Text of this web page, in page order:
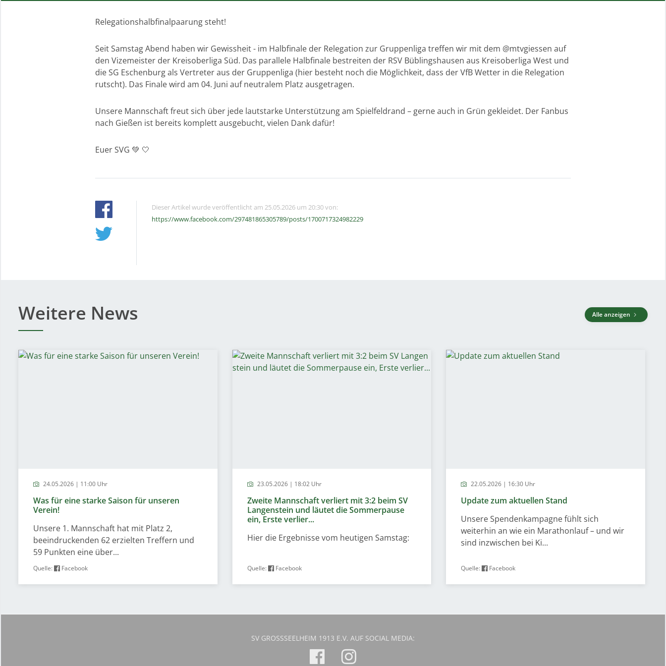
Relegationshalbfinalpaarung steht!
Seit Samstag Abend haben wir Gewissheit - im Halbfinale der Relegation zur Gruppenliga treffen wir mit dem @mtvgiessen auf
den Vizemeister der Kreisoberliga Süd. Das parallele Halbfinale bestreiten der RSV Büblingshausen aus Kreisoberliga West und
die SG Eschenburg als Vertreter aus der Gruppenliga (hier besteht noch die Möglichkeit, dass der VfB Wetter in die Relegation
rutscht). Das Finale wird am 04. Juni auf neutralem Platz ausgetragen.
Unsere Mannschaft freut sich über jede lautstarke Unterstützung am Spielfeldrand – gerne auch in Grün gekleidet. Der Fanbus
nach Gießen ist bereits komplett ausgebucht, vielen Dank dafür!
Euer SVG 💚 🤍
Dieser Artikel wurde veröffentlicht am 25.05.2026 um 20:30 von:
https://www.facebook.com/297481865305789/posts/1700717324982229
Weitere News Alle anzeigen
24.05.2026 | 11:00 Uhr
Was für eine starke Saison für unseren
Verein!
Unsere 1. Mannschaft hat mit Platz 2,
beeindruckenden 62 erzielten Treffern und
59 Punkten eine über...
Quelle: Facebook
23.05.2026 | 18:02 Uhr
Zweite Mannschaft verliert mit 3:2 beim SV
Langenstein und läutet die Sommerpause
ein, Erste verlier...
Hier die Ergebnisse vom heutigen Samstag:
Quelle: Facebook
22.05.2026 | 16:30 Uhr
Update zum aktuellen Stand
Unsere Spendenkampagne fühlt sich
weiterhin an wie ein Marathonlauf – und wir
sind inzwischen bei Ki...
Quelle: Facebook
SV GROSSSEELHEIM 1913 E.V. AUF SOCIAL MEDIA: